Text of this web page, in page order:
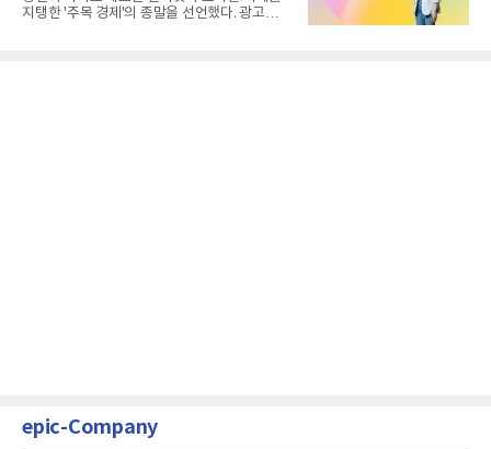
지탱한 '주목 경제'의 종말을 선언했다. 광고를
epic-Company